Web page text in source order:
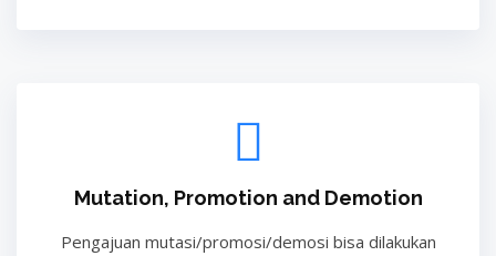
Mutation, Promotion and Demotion
Pengajuan mutasi/promosi/demosi bisa dilakukan